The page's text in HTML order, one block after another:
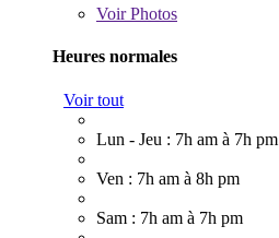
VoirPhotos
Heures normales
Voir tout
Lun - Jeu : 7h am à 7h pm
Ven : 7h am à 8h pm
Sam : 7h am à 7h pm